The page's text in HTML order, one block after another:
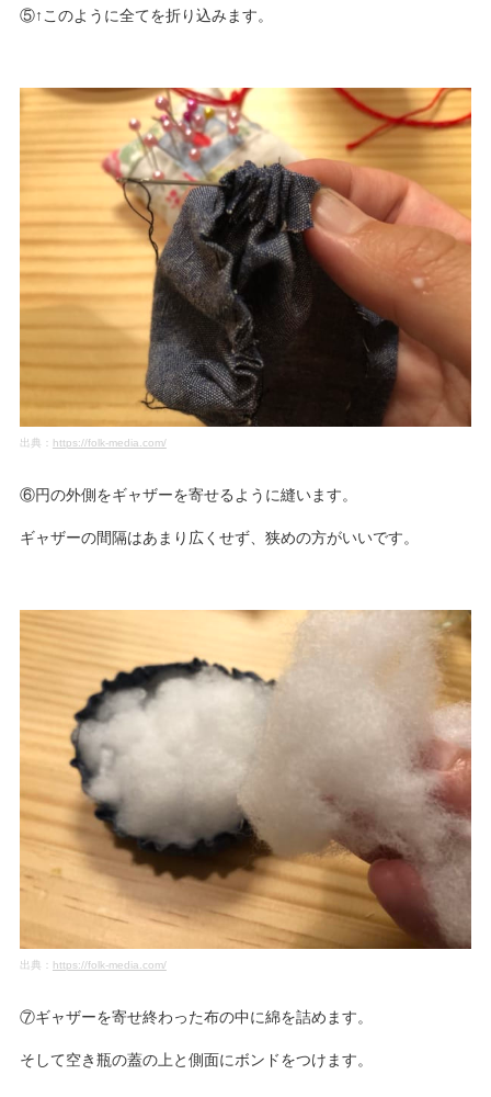
⑤↑このように全てを折り込みます。
出典： https://folk-media.com/
⑥円の外側をギャザーを寄せるように縫います。
ギャザーの間隔はあまり広くせず、狭めの方がいいです。
出典： https://folk-media.com/
⑦ギャザーを寄せ終わった布の中に綿を詰めます。
そして空き瓶の蓋の上と側面にボンドをつけます。